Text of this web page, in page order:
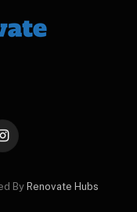
Instagram
By Renovate Hubs